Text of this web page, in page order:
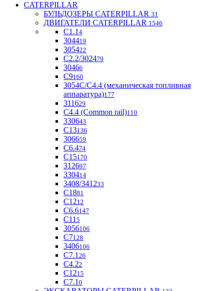
CATERPILLAR
БУЛЬДОЗЕРЫ CATERPILLAR 31
ДВИГАТЕЛИ CATERPILLAR 1546
C1.1 4
304419
305422
С2.2/302479
30466
С9160
3054С/С4.4 (механическая топливная
аппаратура)177
311629
С4.4 (Common rail)110
330643
С13136
306659
С6.474
С15170
312697
330414
3408/341233
С1881
C1212
С6.6147
C11 5
3056106
С7128
3406106
C7.1 26
C4.22
С1215
С7.1 0